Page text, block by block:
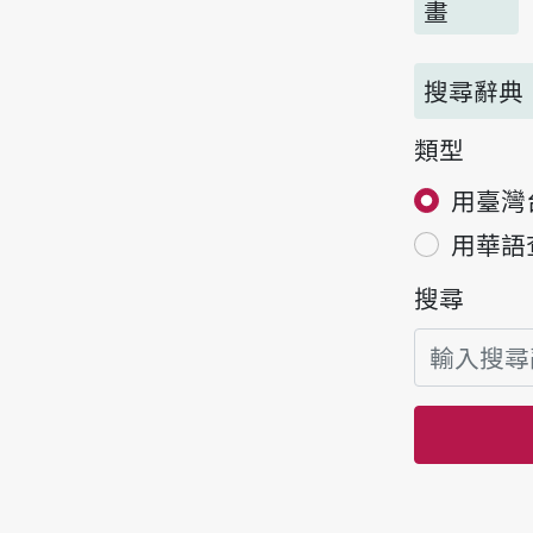
畫
搜尋辭典
類型
用臺
用華
搜尋